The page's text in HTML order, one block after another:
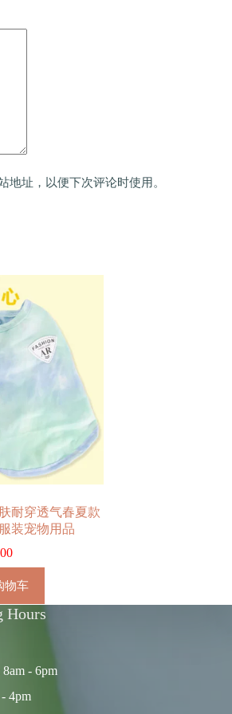
址，以便下次评论时使用。
耐穿透气春夏款
装宠物用品
物车
Hours
- 6pm
- 4pm